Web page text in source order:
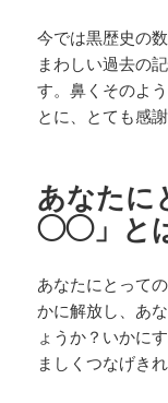
今では黒歴史の
まわしい過去の
す。鼻くそのよ
とに、とても感
あなたに
◯◯」と
あなたにとって
かに解放し、あ
ょうか？いかに
ましくつなげき